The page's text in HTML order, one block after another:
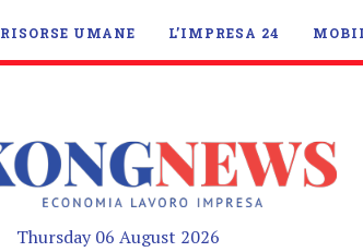
RISORSE UMANE L’IMPRESA 24
Thursday 06 August 2026